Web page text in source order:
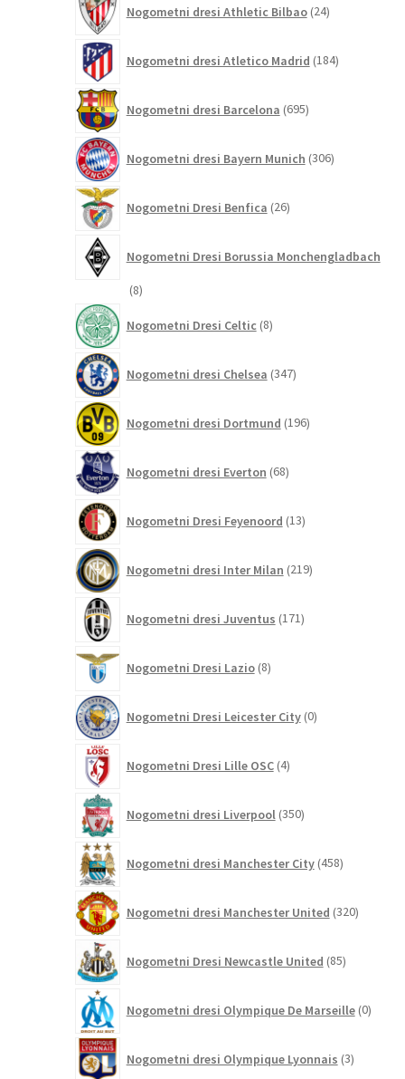
Nogometni dresi Athletic Bilbao 24izdelkov
Nogometni dresi Atletico Madrid 184izdelkov
Nogometni dresi Barcelona 695izdelkov
Nogometni dresi Bayern Munich 306izdelkov
Nogometni Dresi Benfica 26izdelkov
Nogometni Dresi Borussia Monchengladbach
88
Nogometni Dresi Celtic 8izdelkov
Nogometni dresi Chelsea 347izdelkov
Nogometni dresi Dortmund 196izdelkov
Nogometni dresi Everton 68izdelkov
Nogometni Dresi Feyenoord 13izdelkov
Nogometni dresi Inter Milan 219izdelkov
Nogometni dresi Juventus 171izdelkov
Nogometni Dresi Lazio 8izdelkov
Nogometni Dresi Leicester City 0izdelkov
Nogometni Dresi Lille OSC 4izdelki
Nogometni dresi Liverpool 350izdelkov
Nogometni dresi Manchester City 458izdelkov
Nogometni dresi Manchester United 320izdelkov
Nogometni Dresi Newcastle United 85izdelkov
Nogometni dresi Olympique De Marseille 0
Nogometni dresi Olympique Lyonnais 3izdelki